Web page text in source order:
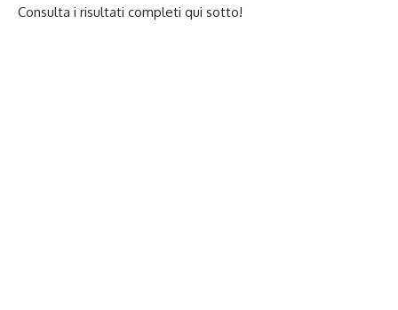
Consulta i risultati completi qui sotto!